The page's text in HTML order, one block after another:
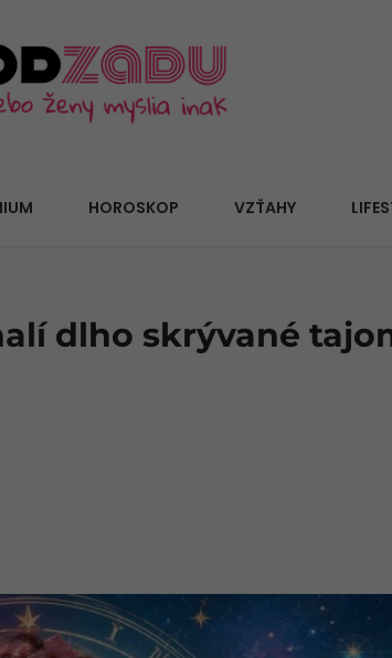
HOROSKOP VZŤAHY
dlho skrývané